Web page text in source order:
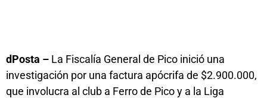
dPosta – La Fiscalía General de Pico inició una
investigación por una factura apócrifa de $2.900.000,
que involucra al club a Ferro de Pico y a la Liga